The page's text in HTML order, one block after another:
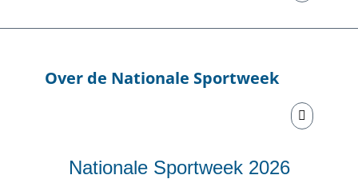
Over de Nationale Sportweek
Nationale Sportweek 2026